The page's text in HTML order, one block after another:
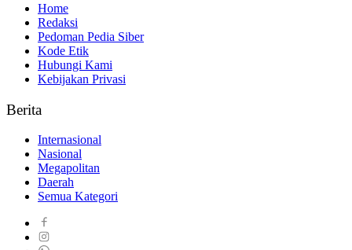
Home
Redaksi
Pedoman Pedia Siber
Kode Etik
Hubungi Kami
Kebijakan Privasi
Berita
Internasional
Nasional
Megapolitan
Daerah
Semua Kategori